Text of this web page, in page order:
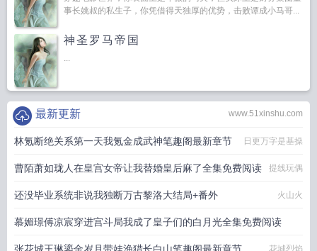
事长姚叔的私生子，你凭借得天独厚的优势，击败谭成小马哥...
神圣罗马帝国
...
www.51xinshu.com
最新更新
林氪断绝关系第一天我氪金成武神笔趣阁最新章节 日更万字是基操
曹陌萧如珑人在皇宫女帝让我替婚皇后麻了全集免费阅读 提线玩偶
还没毕业系统非说我独断万古黎洛大结局+番外 火山火
慕媚璟傅凉宸穿进宫斗局我成了皇子们的白月光全集免费阅读
逸捅天下
花城烈焰